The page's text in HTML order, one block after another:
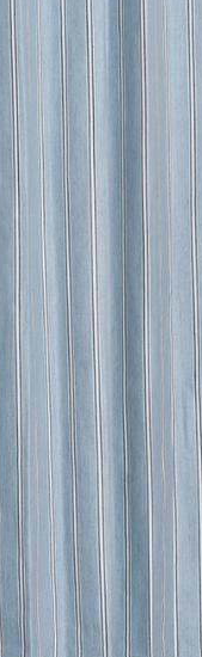
19,800
23,100
円
文の場合は生地に幅継ぎ